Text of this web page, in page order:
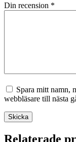
Din recension *
Spara mitt namn,
webbläsare till nästa
Skicka
Relaterade